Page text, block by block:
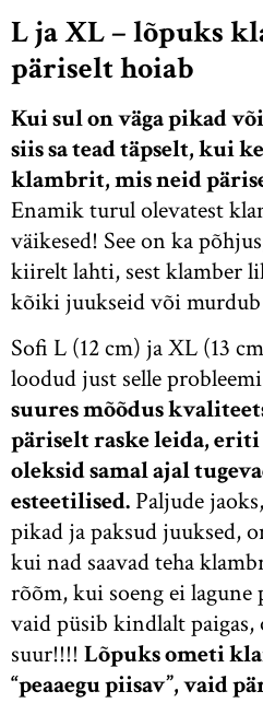
L ja XL – lõpuks
päriselt hoiab
Kui sul on väga pikad
siis sa tead täpselt, kui
klambrit, mis neid
Enamik turul olevatest
väikesed! See on ka
kiirelt lahti, sest klamber
kõiki juukseid või murdub
Sofi L (12 cm) ja XL (13
loodud just selle
suures mõõdus
päriselt raske leida,
oleksid samal ajal
esteetilised. Paljude
pikad ja paksud juuksed,
kui nad saavad teha
rõõm, kui soeng ei
vaid püsib kindlalt
suur!!!! Lõpuks ometi
“peaaegu piisav”, vaid